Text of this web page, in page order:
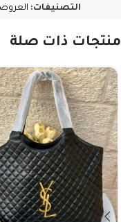
التصنيفات:
منتجات ذات صلة